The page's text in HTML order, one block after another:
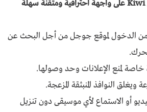
تطبيق كيوي Kiwi على واجهة احترافية ومتقنة سهلة
من الدخول لموقع جوجل من أجل البحث عن
خاصة لمنع الإعلانات وحد وصولها.
ويغلق النوافذ المنبثقة المزعجة.
أو الاستماع لأي موسيقى دون تنزيل